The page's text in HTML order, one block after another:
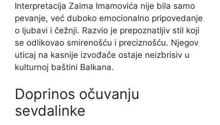
Interpretacija Zaima Imamovića nije bila samo
pevanje, već duboko emocionalno pripovedanje
o ljubavi i čežnji. Razvio je prepoznatljiv stil koji
se odlikovao smirenošću i preciznošću. Njegov
uticaj na kasnije izvođače ostaje neizbrisiv u
kulturnoj baštini Balkana.
Doprinos očuvanju
sevdalinke